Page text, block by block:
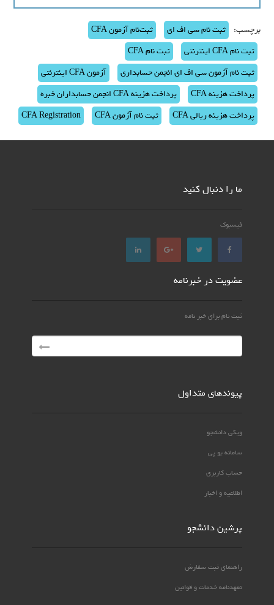
برچسب: ثبت نام سی اف ای
ثبت‌نام آزمون CFA
ثبت نام CFA اینترنتی
ثبت نام CFA
ثبت نام آزمون سی اف ای انجمن حسابداری
آزمون CFA اینترنتی
پرداخت هزینه CFA
پرداخت هزینه CFA انجمن حسابداران خبره
پرداخت هزینه ریالی CFA
ثبت نام آزمون CFA CFA Registration
ما را دنبال کنید
فیسبوک
عضویت در خبرنامه
ثبت نام برای خبر نامه
پیوندهای متداول
ویکی دانشجو
سامانه یو پی
حساب کاربری
اطلاعیه و اخبار
پرشین دانشجو
راهنمای ثبت سفارش
تعهدنامه خدمات و قوانین